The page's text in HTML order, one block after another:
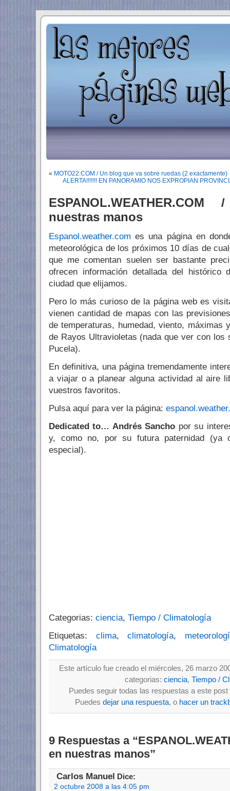
« MOTO22.COM / Un blog que va sobre ruedas (2 exactamente)
ALERTA!!!!!!! EN PANORAMIO NOS EXPROPIAN
nuestras manos
Espanol.weather.com es una página en
meteorológica de los próximos 10 días de
que me comentan suelen ser bastante
ofrecen información detallada del
ciudad que elijamos.
Pero lo más curioso de la página web es
vienen cantidad de mapas con las
de temperaturas, humedad, viento, máximas
de Rayos Ultravioletas (nada que ver con los
Pucela).
En definitiva, una página tremendamente
a viajar o a planear alguna actividad al aire
vuestros favoritos.
Pulsa aquí para ver la página:
Dedicated to… Andrés Sancho por su
y, como no, por su futura paternidad (ya
especial).
Categorias: ciencia, Tiempo / Climatología
Etiquetas: clima, climatología,
Climatología
Este artículo fue creado el miércoles, 26 marzo
categorias: ciencia, Tiempo /
Puedes seguir todas las respuestas a este
Puedes dejar una respuesta, o hacer un
9 Respuestas a
en nuestras manos”
Carlos Manuel Dice:
2 octubre 2008 a las 4:05 pm